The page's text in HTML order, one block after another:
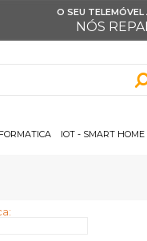
O SEU TELEMÓVEL
NÓS
IOT - SMART HOME